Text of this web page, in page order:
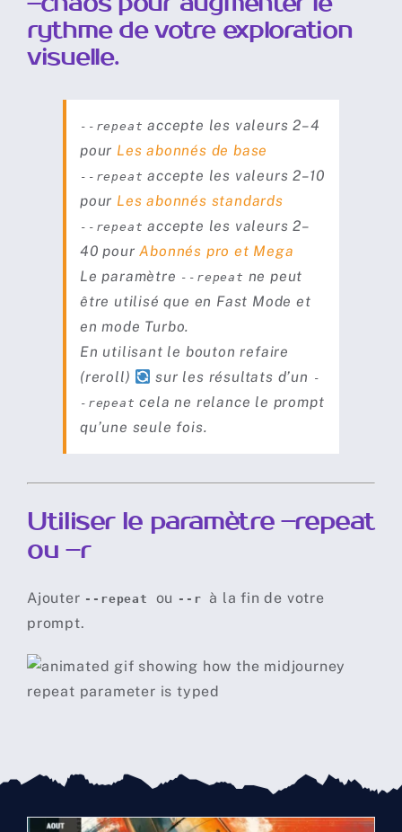
Utiliser le Site Web
Commandes, Paramètres et Outils
Rédiger un Prompt
Travailler avec ses propres images
Styles et esthétique
Taille d’image et format
Outils de Prompts avancés
Règles
rythme de votre exploration
visuelle.
--repeat accepte les valeurs 2–4
pour Les abonnés de base
--repeat accepte les valeurs 2–10
pour Les abonnés standards
--repeat accepte les valeurs 2–
40 pourAbonnés pro et Mega
Le paramètre --repeat ne peut
être utilisé que en Fast Mode et
en mode Turbo.
En utilisant le bouton refaire
(reroll)
sur les résultats d’un -
-repeat cela ne relance le prompt
qu’une seule fois.
Utiliser le paramètre –repeat
ou –r
Ajouter --repeat ou --r à la fin de votre
prompt.